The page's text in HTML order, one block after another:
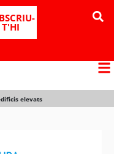
T'HI
elevats